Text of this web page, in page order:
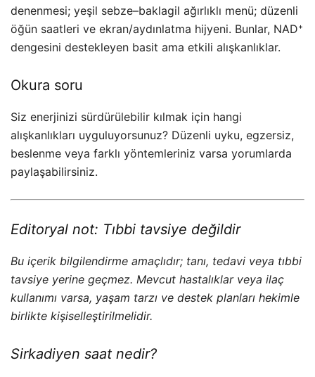
denenmesi; yeşil sebze–baklagil ağırlıklı menü; düzenli
öğün saatleri ve ekran/aydınlatma hijyeni. Bunlar, NAD⁺
dengesini destekleyen basit ama etkili alışkanlıklar.
Okura soru
Siz enerjinizi sürdürülebilir kılmak için hangi
alışkanlıkları uyguluyorsunuz? Düzenli uyku, egzersiz,
beslenme veya farklı yöntemleriniz varsa yorumlarda
paylaşabilirsiniz.
Editoryal not: Tıbbi tavsiye değildir
Bu içerik bilgilendirme amaçlıdır; tanı, tedavi veya tıbbi
tavsiye yerine geçmez. Mevcut hastalıklar veya ilaç
kullanımı varsa, yaşam tarzı ve destek planları hekimle
birlikte kişiselleştirilmelidir.
Sirkadiyen saat nedir?